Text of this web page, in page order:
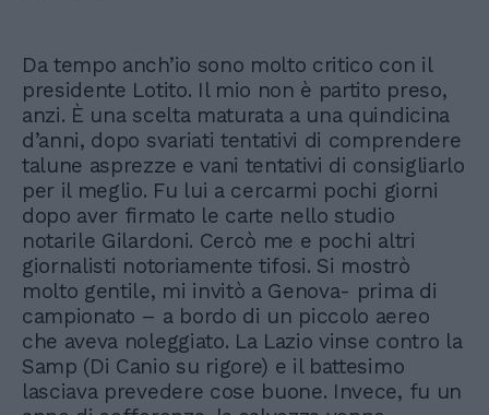
Da tempo anch’io sono molto critico con il
presidente Lotito. Il mio non è partito preso,
anzi. È una scelta maturata a una quindicina
d’anni, dopo svariati tentativi di comprendere
talune asprezze e vani tentativi di consigliarlo
per il meglio. Fu lui a cercarmi pochi giorni
dopo aver firmato le carte nello studio
notarile Gilardoni. Cercò me e pochi altri
giornalisti notoriamente tifosi. Si mostrò
molto gentile, mi invitò a Genova- prima di
campionato – a bordo di un piccolo aereo
che aveva noleggiato. La Lazio vinse contro la
Samp (Di Canio su rigore) e il battesimo
lasciava prevedere cose buone. Invece, fu un